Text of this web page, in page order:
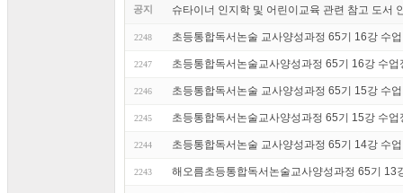
공지 슈타이너 인지학 및 어린이교육 관련 참고 도서
2248 초등통합독서논술 교사양성과정 65기 16강 수
2247 초등통합독서논술교사양성과정 65기 16강 수
2246 초등통합독서논술 교사양성과정 65기 15강 수
2245 초등통합독서논술교사양성과정 65기 15강 수
2244 초등통합독서논술 교사양성과정 65기 14강 수
2243 해오름초등통합독서논술교사양성과정 65기 13